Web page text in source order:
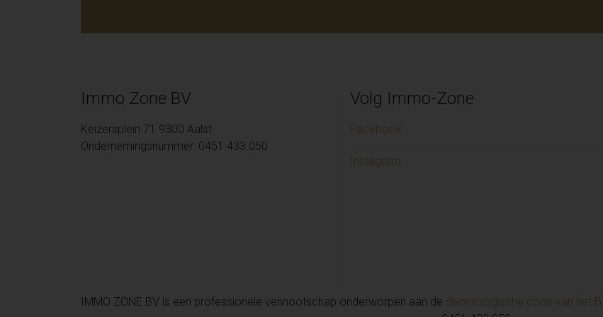
Immo Zone BV
Keizersplein 71 9300 Aalst
Ondernemingsnummer: 0451.433.050
Volg Immo-Zone
Facebook
Instagram
IMMO ZONE BV is een professionele vennootschap onderworpen aan de deontologische code van het